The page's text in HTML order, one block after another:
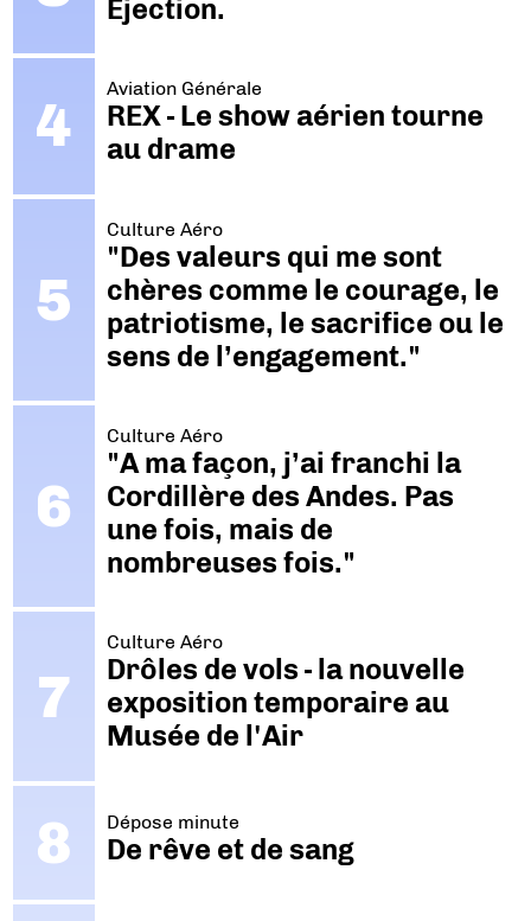
Ejection.
Aviation Générale
REX - Le show aérien tourne
au drame
Culture Aéro
"Des valeurs qui me sont
chères comme le courage, le
patriotisme, le sacrifice ou le
sens de l’engagement."
Culture Aéro
"A ma façon, j’ai franchi la
Cordillère des Andes. Pas
une fois, mais de
nombreuses fois."
Culture Aéro
Drôles de vols - la nouvelle
exposition temporaire au
Musée de l'Air
Dépose minute
De rêve et de sang